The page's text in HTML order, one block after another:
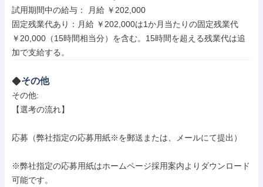
試用期間中の給与： 月給 ￥202,000
固定残業代あり：月給 ￥202,000は1か月当たりの固定残業代
￥20,000（15時間相当分）を含む。15時間を超える残業代は追
加で支給する。
その他
その他:
【選考の流れ】
応募（弊社指定の応募用紙※を郵送または、メールにて提出）
※弊社指定の応募用紙はホームページ採用案内よりダウンロード
可能です。